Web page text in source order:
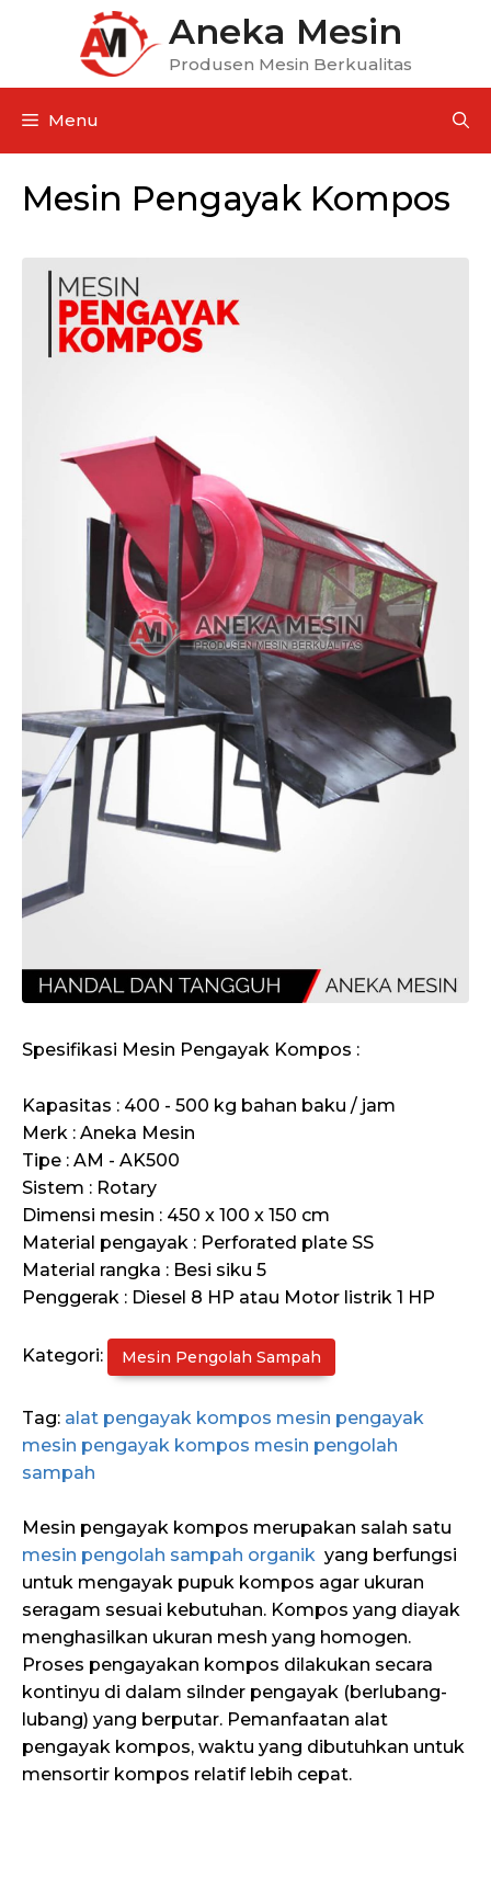
Aneka Mesin
Produsen Mesin Berkualitas
Menu
Mesin Pengayak Kompos
Spesifikasi Mesin Pengayak Kompos :
Kapasitas : 400 - 500 kg bahan baku / jam
Merk : Aneka Mesin
Tipe : AM - AK500
Sistem : Rotary
Dimensi mesin : 450 x 100 x 150 cm
Material pengayak : Perforated plate SS
Material rangka : Besi siku 5
Penggerak : Diesel 8 HP atau Motor listrik 1 HP
Kategori: Mesin Pengolah Sampah
Tag: alat pengayak kompos mesin pengayak
mesin pengayak kompos mesin pengolah
sampah
Mesin pengayak kompos merupakan salah satu
mesin pengolah sampah organik yang berfungsi
untuk mengayak pupuk kompos agar ukuran
seragam sesuai kebutuhan. Kompos yang diayak
menghasilkan ukuran mesh yang homogen.
Proses pengayakan kompos dilakukan secara
kontinyu di dalam silnder pengayak (berlubang-
lubang) yang berputar. Pemanfaatan alat
pengayak kompos, waktu yang dibutuhkan untuk
mensortir kompos relatif lebih cepat.